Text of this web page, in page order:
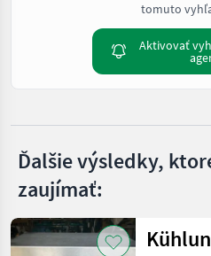
tomuto
Aktivovať
Ďalšie výsledky,
zaujímať: